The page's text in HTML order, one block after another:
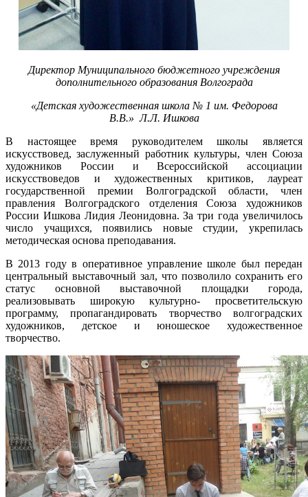
Директор Муниципального бюджетного учреждения
дополнительного образования Волгограда
«Детская художественная школа № 1 им. Федорова
В.В.» Л.Л. Ишкова
В настоящее время руководителем школы является
искусствовед, заслуженный работник культуры, член Союза
художников России и Всероссийской ассоциации
искусствоведов и художественных критиков, лауреат
государственной премии Волгоградской области, член
правления Волгоградского отделения Союза художников
России Ишкова Лидия Леонидовна. За три года увеличилось
число учащихся, появились новые студии, укрепилась
методическая основа преподавания.
В 2013 году в оперативное управление школе был передан
центральный выставочный зал, что позволило сохранить его
статус основной выставочной площадки города,
реализовывать широкую культурно- просветительскую
программу, пропагандировать творчество волгоградских
художников, детское и юношеское художественное
творчество.